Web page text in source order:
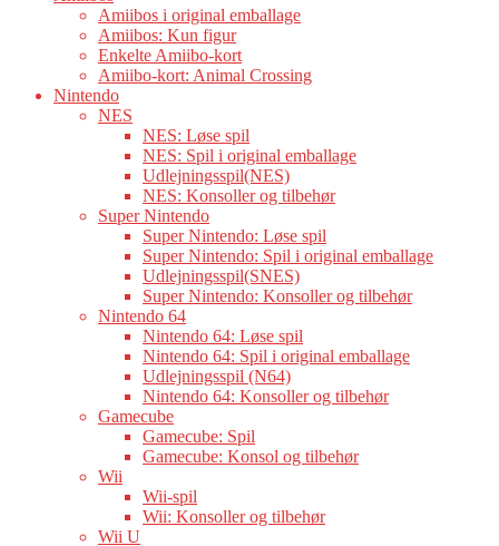
Amiibos i original emballage
Amiibos: Kun figur
Enkelte Amiibo-kort
Amiibo-kort: Animal Crossing
Nintendo
NES
NES: Løse spil
NES: Spil i original emballage
Udlejningsspil(NES)
NES: Konsoller og tilbehør
Super Nintendo
Super Nintendo: Løse spil
Super Nintendo: Spil i original emballage
Udlejningsspil(SNES)
Super Nintendo: Konsoller og tilbehør
Nintendo 64
Nintendo 64: Løse spil
Nintendo 64: Spil i original emballage
Udlejningsspil (N64)
Nintendo 64: Konsoller og tilbehør
Gamecube
Gamecube: Spil
Gamecube: Konsol og tilbehør
Wii
Wii-spil
Wii: Konsoller og tilbehør
Wii U